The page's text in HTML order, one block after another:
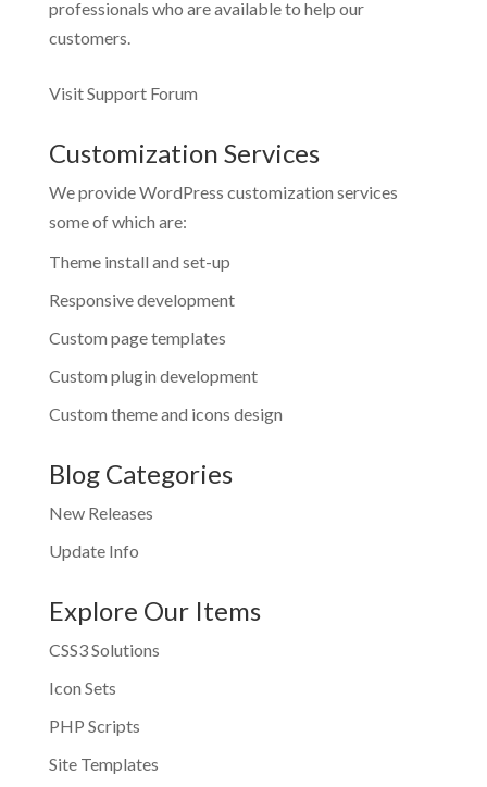
professionals who are available to help our
customers.
Visit Support Forum
Customization Services
We provide WordPress customization services
some of which are:
Theme install and set-up
Responsive development
Custom page templates
Custom plugin development
Custom theme and icons design
Blog Categories
New Releases
Update Info
Explore Our Items
CSS3 Solutions
Icon Sets
PHP Scripts
Site Templates